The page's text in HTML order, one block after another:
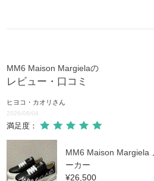
MM6 Maison Margielaの
レビュー・口コミ
ヒヨコ・カオリ さん
2026/08/04
満足度：
MM6 Maison Margiela
ーカー
¥26,500